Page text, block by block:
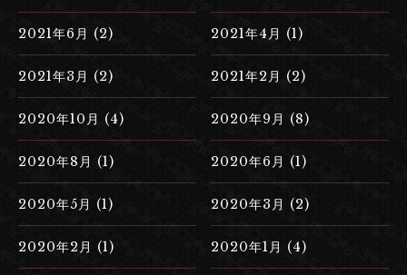
2021年6月 (2) 2021年4月 (1)
2021年3月 (2) 2021年2月 (2)
2020年10月 (4) 2020年9月 (8)
2020年8月 (1) 2020年6月 (1)
2020年5月 (1) 2020年3月 (2)
2020年2月 (1) 2020年1月 (4)